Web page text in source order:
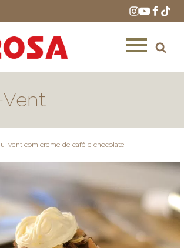
LOJAS AROSA
DISTRIBUIDORES E
vent com creme de café e chocolate